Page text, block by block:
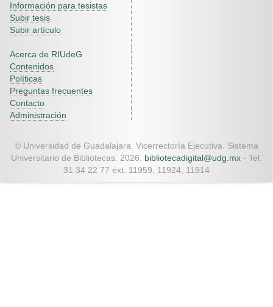
Información para tesistas
Subir tesis
Subir artículo
Acerca de RIUdeG
Contenidos
Políticas
Preguntas frecuentes
Contacto
Administración
© Universidad de Guadalajara. Vicerrectoría Ejecutiva. Sistema
Universitario de Bibliotecas. 2026. bibliotecadigital@udg.mx - Tel.
31 34 22 77 ext. 11959, 11924, 11914